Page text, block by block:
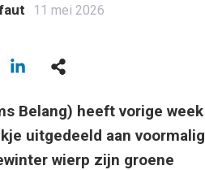
11 mei 2026
Belang) heeft vorige week
uitgedeeld aan voormalig
wierp zijn groene